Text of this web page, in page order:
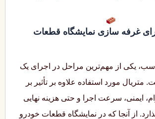
غرفه سازی نمایشگاه قطعات
یکی از مهم‌ترین مراحل در اجرای یک
مورد استفاده علاوه بر تأثیر بر
ایمنی، سرعت اجرا و حتی هزینه نهایی
از آنجا که در نمایشگاه قطعات خودرو